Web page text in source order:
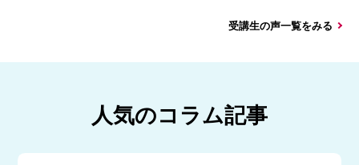
受講生の声一覧をみる
人気のコラム記事